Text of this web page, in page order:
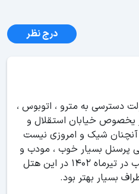
درج نظر
دسترسی به مترو ، اتوبوس ،
یخصوص خیابان استقلال و
شیک و امروزی نیست
پرسنل بسیار خوب ، مودب و
خوش برخوردی دارد. ما 6 شب در تیرماه 1402 در این هتل
بسیار بهتر بود.